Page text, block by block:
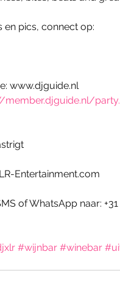
en pics, connect op:
www.djguide.nl
member.djguide.nl/
Entertainment.com
of WhatsApp naar:
#wijnbar #winebar